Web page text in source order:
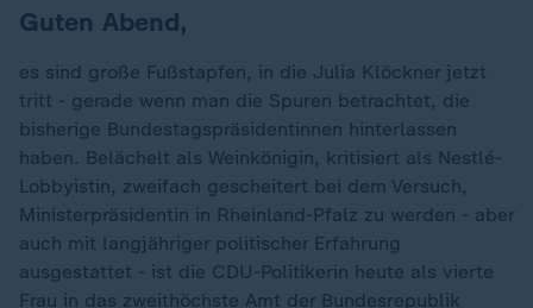
Guten Abend,
es sind große Fußstapfen, in die Julia Klöckner jetzt
tritt - gerade wenn man die Spuren betrachtet, die
bisherige Bundestagspräsidentinnen hinterlassen
haben. Belächelt als Weinkönigin, kritisiert als Nestlé-
Lobbyistin, zweifach gescheitert bei dem Versuch,
Ministerpräsidentin in Rheinland-Pfalz zu werden - aber
auch mit langjähriger politischer Erfahrung
ausgestattet - ist die CDU-Politikerin heute als vierte
Frau in das zweithöchste Amt der Bundesrepublik